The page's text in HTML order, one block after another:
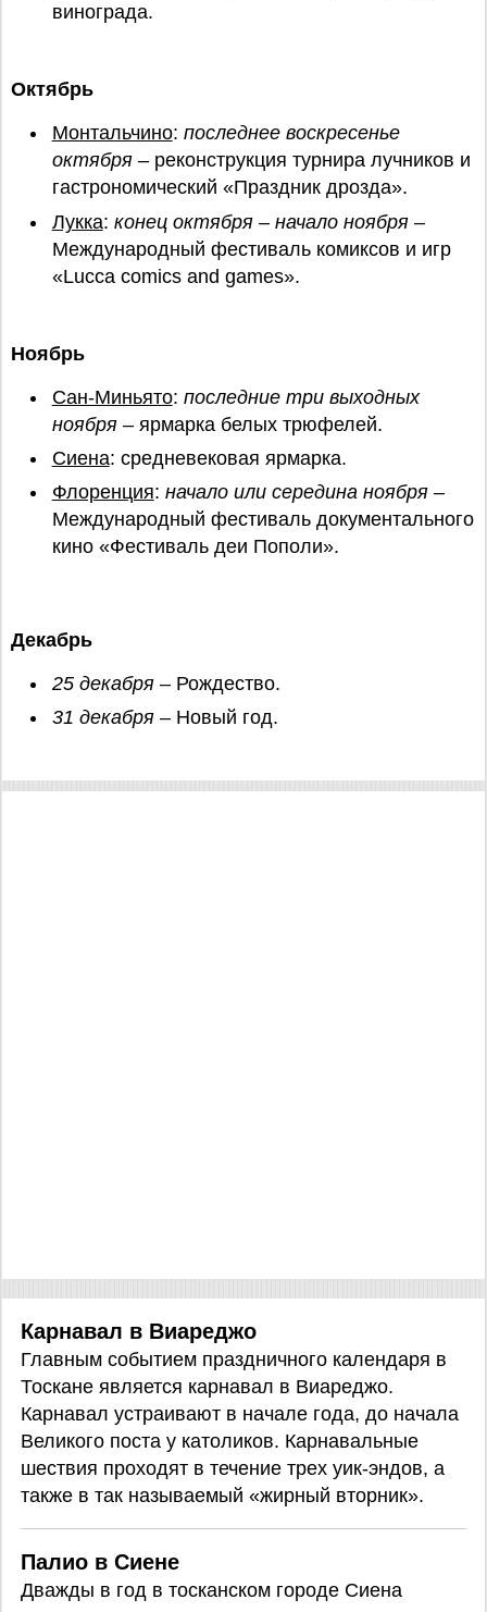
винограда.
Октябрь
Монтальчино: последнее воскресенье
октября– реконструкция турнира лучников и
гастрономический «Праздник дрозда».
Лукка: конец октября – начало ноября–
Международный фестиваль комиксов и игр
«Lucca comics and games».
Ноябрь
Сан-Миньято: последние три выходных
ноября– ярмарка белых трюфелей.
Сиена: средневековая ярмарка.
Флоренция: начало или середина ноября–
Международный фестиваль документального
кино «Фестиваль деи Пополи».
Декабрь
25 декабря – Рождество.
31 декабря– Новый год.
Карнавал в Виареджо
Главным событием праздничного календаря в
Тоскане является карнавал в Виареджо.
Карнавал устраивают в начале года, до начала
Великого поста у католиков. Карнавальные
шествия проходят в течение трех уик-эндов, а
также в так называемый «жирный вторник».
Палио в Сиене
Дважды в год в тосканском городе Сиена